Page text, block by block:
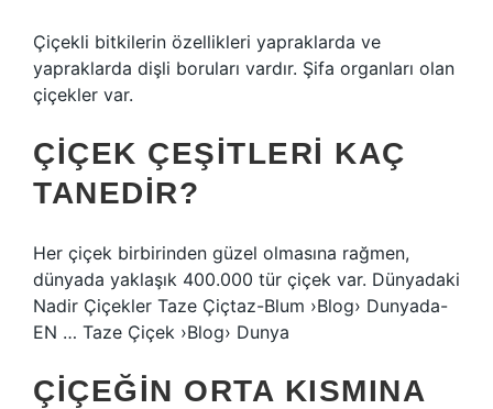
Çiçekli bitkilerin özellikleri yapraklarda ve
yapraklarda dişli boruları vardır. Şifa organları olan
çiçekler var.
ÇIÇEK ÇEŞITLERI KAÇ
TANEDIR?
Her çiçek birbirinden güzel olmasına rağmen,
dünyada yaklaşık 400.000 tür çiçek var. Dünyadaki
Nadir Çiçekler Taze Çiçtaz-Blum ›Blog› Dunyada-
EN … Taze Çiçek ›Blog› Dunya
ÇIÇEĞIN ORTA KISMINA